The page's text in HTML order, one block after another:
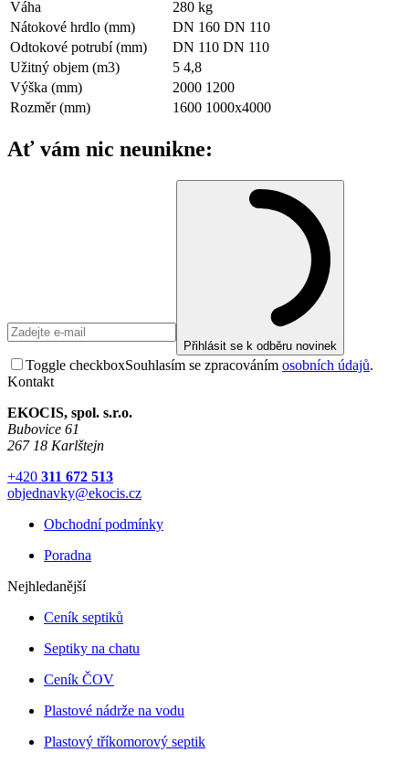
Váha 280 kg
Nátokové hrdlo (mm)
DN 160 DN 110
Odtokové potrubí (mm)
DN 110 DN 110
Užitný objem (m3)
5 4,8
Výška (mm)
2000 1200
Rozměr (mm)
1600 1000x4000
Ať vám nic neunikne:
Přihlásit se k odběru novinek
Toggle checkboxSouhlasím se zpracováním osobních údajů.
Kontakt
EKOCIS, spol. s.r.o.
Bubovice 61
267 18 Karlštejn
+420 311 672 513
objednavky@ekocis.cz
Obchodní podmínky
Poradna
Nejhledanější
Ceník septiků
Septiky na chatu
Ceník ČOV
Plastové nádrže na vodu
Plastový tříkomorový septik